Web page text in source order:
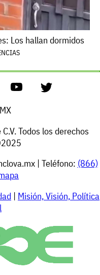
Los hallan dormidos
Todos los derechos
| Teléfono: (866)
| Misión, Visión, Política